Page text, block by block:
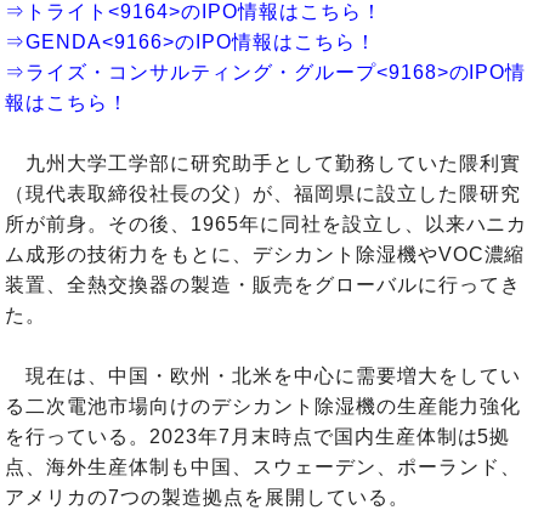
⇒トライト<9164>のIPO情報はこちら！
⇒GENDA<9166>のIPO情報はこちら！
⇒ライズ・コンサルティング・グループ<9168>のIPO情
報はこちら！
九州大学工学部に研究助手として勤務していた隈利實
（現代表取締役社長の父）が、福岡県に設立した隈研究
所が前身。その後、1965年に同社を設立し、以来ハニカ
ム成形の技術力をもとに、デシカント除湿機やVOC濃縮
装置、全熱交換器の製造・販売をグローバルに行ってき
た。
現在は、中国・欧州・北米を中心に需要増大をしてい
る二次電池市場向けのデシカント除湿機の生産能力強化
を行っている。2023年7月末時点で国内生産体制は5拠
点、海外生産体制も中国、スウェーデン、ポーランド、
アメリカの7つの製造拠点を展開している。